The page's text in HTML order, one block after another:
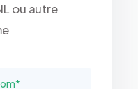
ou autre